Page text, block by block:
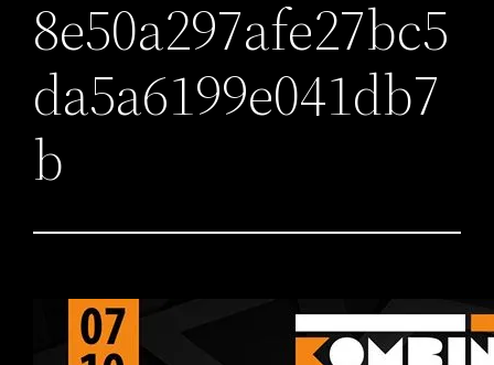
8e50a297afe27bc5
da5a6199e041db7
b